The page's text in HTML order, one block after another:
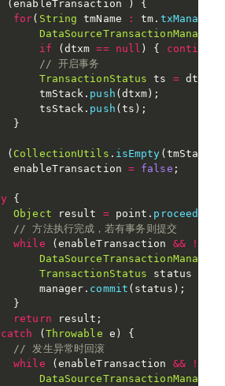
(enableTransaction )
{
for( String tmName : tm .
DataSourceTransactionManager
if
( dtxm == null ) { continue
// 开启事务
TransactionStatus ts = dtxm
tmStack
. push ( dtxm ) ;
tsStack
. push ( ts ) ;
}
( CollectionUtils . isEmpty ( tmStack
enableTransaction
= false ;
{
Object result = point . proceed
// 方法执行完成，若有事务则提交
while
( enableTransaction && !
DataSourceTransactionManager
TransactionStatus status
manager
. commit ( status ) ;
}
return result ;
catch ( Throwable e )
{
// 发生异常时回滚
while
( enableTransaction && !
DataSourceTransactionManager